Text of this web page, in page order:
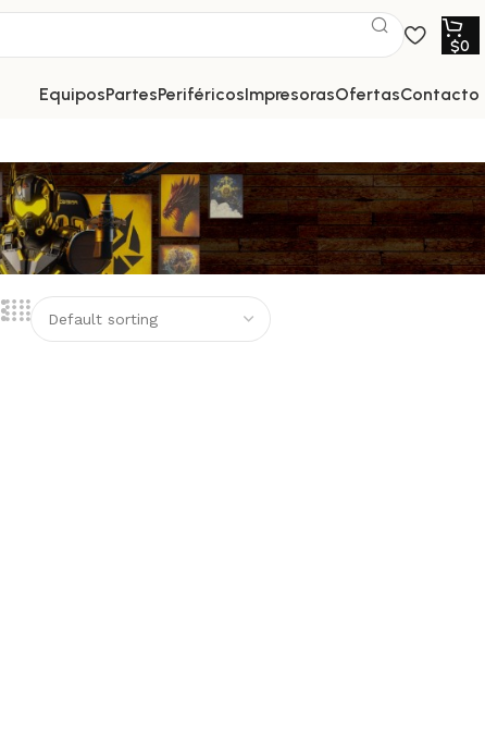
$0
equipos partes periféricos impresoras ofertas contacto